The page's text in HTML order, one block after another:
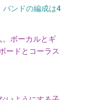
バンドの編成は4
。ボーカルとギ
ードとコーラス